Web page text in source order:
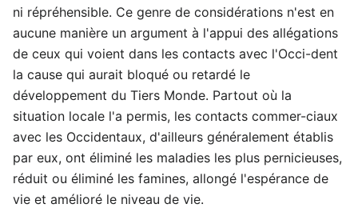
ni répréhensible. Ce genre de considérations n'est en
aucune manière un argument à l'appui des allégations
de ceux qui voient dans les contacts avec l'Occi-dent
la cause qui aurait bloqué ou retardé le
développement du Tiers Monde. Partout où la
situation locale l'a permis, les contacts commer-ciaux
avec les Occidentaux, d'ailleurs généralement établis
par eux, ont éliminé les maladies les plus pernicieuses,
réduit ou éliminé les famines, allongé l'espérance de
vie et amélioré le niveau de vie.